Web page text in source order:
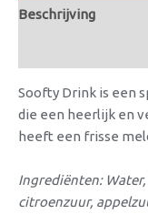
Beschrijving
Soofty Drink is een
die een heerlijk en
heeft een frisse
Ingrediënten:
citroenzuur,